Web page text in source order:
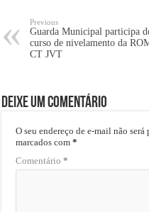
Previous
Guarda Municipal participa
curso de nivelamento da
CT JVT
Deixe um comentário
O seu endereço de e-mail não
marcados com*
Comentário*